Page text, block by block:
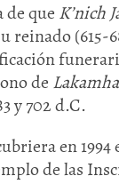
de que K’nich
(615-
de
y 702 d.C.
en 1994
de las